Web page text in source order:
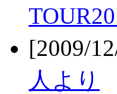
[2009/
人より